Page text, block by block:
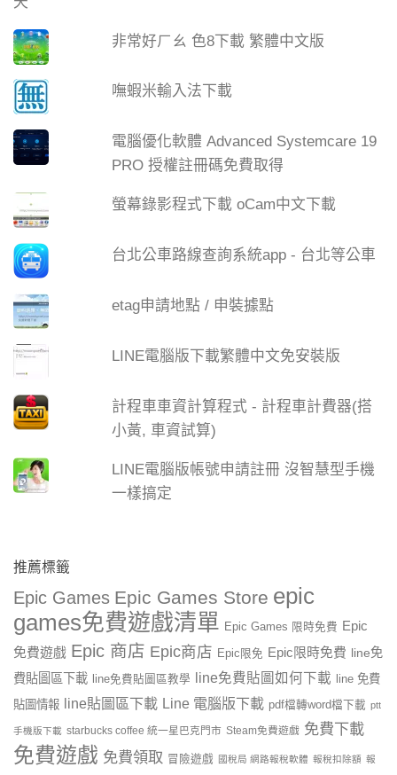
非常好ㄏㄠ 色8下載 繁體中文版
嘸蝦米輸入法下載
電腦優化軟體 Advanced Systemcare 19
PRO 授權註冊碼免費取得
螢幕錄影程式下載 oCam中文下載
台北公車路線查詢系統app - 台北等公車
etag申請地點 / 申裝據點
LINE電腦版下載繁體中文免安裝版
計程車車資計算程式 - 計程車計費器(搭
小黃, 車資試算)
LINE電腦版帳號申請註冊 沒智慧型手機
一樣搞定
推薦標籤
Epic Games Epic Games Store epic
games免費遊戲清單 Epic Games 限時免費 Epic
免費遊戲 Epic 商店 Epic商店 Epic限免 Epic限時免費 line免
費貼圖區下載
line免費貼圖區教學 line免費貼圖如何下載
line 免費
貼圖情報
line貼圖區下載 Line 電腦版下載 pdf檔轉word檔下載 ptt
手機版下載 starbucks coffee 統一星巴克門市 Steam免費遊戲 免費下載
免費遊戲 免費領取 冒險遊戲 國稅局 網路報稅軟體 報稅扣除額 報